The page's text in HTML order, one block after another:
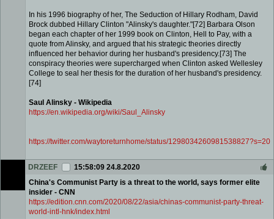
In his 1996 biography of her, The Seduction of Hillary Rodham, David
Brock dubbed Hillary Clinton "Alinsky's daughter."[72] Barbara Olson
began each chapter of her 1999 book on Clinton, Hell to Pay, with a
quote from Alinsky, and argued that his strategic theories directly
influenced her behavior during her husband's presidency.[73] The
conspiracy theories were supercharged when Clinton asked Wellesley
College to seal her thesis for the duration of her husband's presidency.
[74]
Saul Alinsky - Wikipedia
https://en.wikipedia.org/wiki/Saul_Alinsky
https://twitter.com/waytoreturnhome/status/1298034260981538827?s=20
DRZEEF
15:58:09 24.8.2020
China's Communist Party is a threat to the world, says former elite
insider - CNN
https://edition.cnn.com/2020/08/22/asia/chinas-communist-party-threat-
world-intl-hnk/index.html